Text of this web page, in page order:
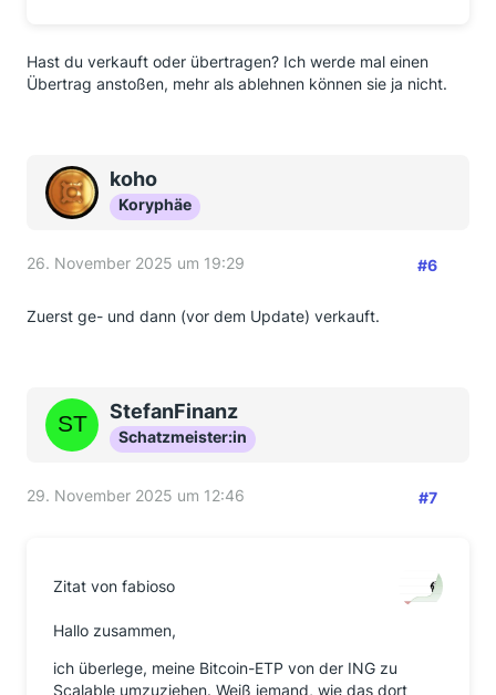
Hast du verkauft oder übertragen? Ich werde mal einen
Übertrag anstoßen, mehr als ablehnen können sie ja nicht.
koho
Koryphäe
26. November 2025 um 19:29 #6
Zuerst ge- und dann (vor dem Update) verkauft.
StefanFinanz
Schatzmeister:in
29. November 2025 um 12:46 #7
Zitat von fabioso
Hallo zusammen,
ich überlege, meine Bitcoin-ETP von der ING zu
Scalable umzuziehen. Weiß jemand, wie das dort